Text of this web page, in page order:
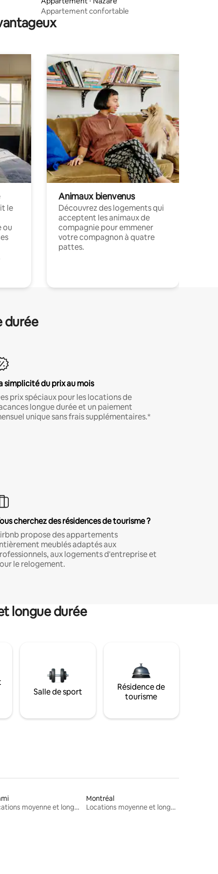
Appartement confortable
le
ou
Animaux bienvenus
Découvrez des logements qui
acceptent les animaux de
compagnie pour emmener
votre compagnon à quatre
pattes.
durée
simplicité du prix au mois
prix spéciaux pour les locations de
longue durée et un paiement
unique sans frais supplémentaires.*
cherchez des résidences de tourisme ?
propose des appartements
meublés adaptés aux
aux logements d'entreprise et
le relogement.
longue durée
Salle de sport
Résidence de
tourisme
Locations moyenne et longue durée
Montréal
Locations moyenne et longue durée